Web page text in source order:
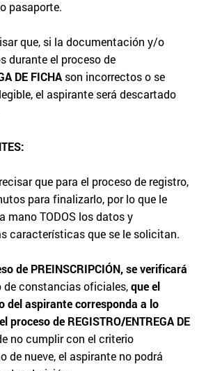
pasaporte.
que, si la documentación y/o
durante el proceso de
DE FICHA son incorrectos o se
el aspirante será descartado
que para el proceso de registro,
para finalizarlo, por lo que le
mano TODOS los datos y
características que se le solicitan.
de PREINSCRIPCIÓN, se verificará
de constancias oficiales,que el
del aspirante corresponda a lo
proceso de REGISTRO/ENTREGA DE
no cumplir con el criterio
de nueve, el aspirante no podrá